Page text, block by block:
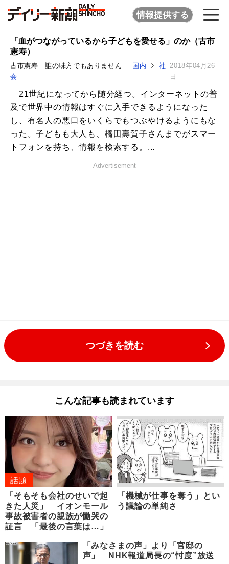
情報提供する
「血がつながっているから子どもを愛せる」のか（古市
憲寿）
古市憲寿 誰の味方でもありません 国内
社
会
2018年04月26
日
21世紀になってから随分経つ。インターネットの普
及で世界中の情報はすぐに入手できるようになった
し、有名人の悪口をいくらでもつぶやけるようにもな
った。子どもも大人も、橋田壽賀子さんまでがスマー
トフォンを持ち、情報を検索する。...
Advertisement
つづきを読む
こんな記事も読まれています
話題
「そもそも会社のせいで起
きた人災」 イオンモール
事故被害者の親族が慟哭の
証言 「最後の言葉は…」
「機械が仕事を奪う」とい
う議論の単純さ
「みなさまの声」より「官邸の
声」 NHK報道局長の“忖度”放送